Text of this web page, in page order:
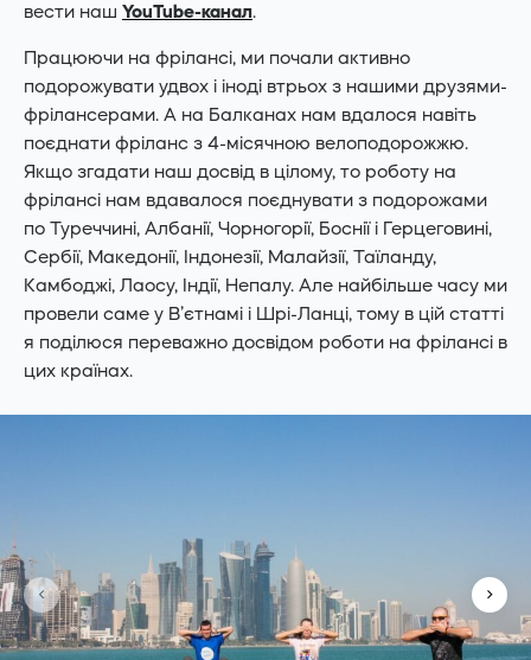
вести наш YouTube-канал
Працюючи на фрілансі, ми почали активно
подорожувати удвох і іноді втрьох з нашими друзями-
фрілансерами. А на Балканах нам вдалося навіть
поєднати фріланс з 4-місячною велоподорожжю.
Якщо згадати наш досвід в цілому, то роботу на
фрілансі нам вдавалося поєднувати з подорожами
по Туреччині, Албанії, Чорногорії, Боснії і Герцеговині,
Сербії, Македонії, Індонезії, Малайзії, Таїланду,
Камбоджі, Лаосу, Індії, Непалу. Але найбільше часу ми
провели саме у В’єтнамі і Шрі-Ланці, тому в цій статті
я поділюся переважно досвідом роботи на фрілансі в
цих країнах.